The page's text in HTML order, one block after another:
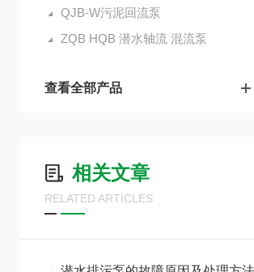
QJB-W污泥回流泵
ZQB HQB 潜水轴流 混流泵
查看全部产品
相关文章
RELATED ARTICLES